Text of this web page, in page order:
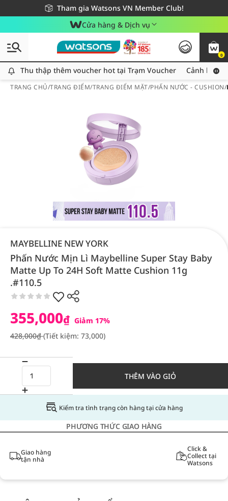
Tham gia Watsons VN Member Club!
Miễn phí giao hàng cho đơn hàng từ 249,000Đ
Giao hàng nhanh 24h - Áp dụng khu vực TP. Hồ Chí Minh
Cửa hàng & Dịch vụ
0
Thu thập thêm voucher hot tại Trạm Voucher
Thu thập thêm voucher hot tại Trạm Voucher Cảnh báo
TRANG CHỦ/TRANG ĐIỂM/TRANG ĐIỂM MẶT/PHẤN NƯỚC - CUSHION/
MAYBELLINE NEW YORK
Phấn Nước Mịn Lì Maybelline Super Stay Baby
Matte Up To 24H Soft Matte Cushion 11g
.#110.5
355,000₫ Giảm 17%
428,000₫(Tiết kiệm: 73,000)
THÊM VÀO GIỎ
Kiểm tra tình trạng còn hàng tại cửa hàng
PHƯƠNG THỨC GIAO HÀNG
Giao hàng
tận nhà
Click &
Collect tại
Watsons